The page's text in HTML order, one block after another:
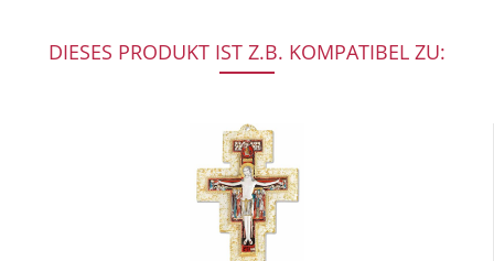
DIESES PRODUKT IST Z.B. KOMPATIBEL ZU: